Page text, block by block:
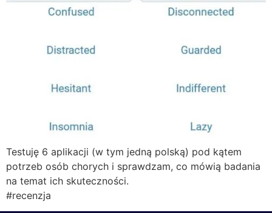
Testuję 6 aplikacji (w tym jedną polską) pod kątem
potrzeb osób chorych i sprawdzam, co mówią badania
na temat ich skuteczności.
#recenzja